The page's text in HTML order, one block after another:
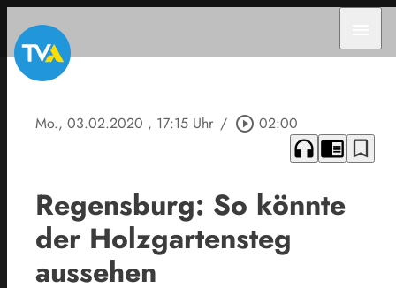
Mo., 03.02.2020 , 17:15 Uhr / play_circle_outline 02:00
headphones chrome_reader_mode bookmark_border
Regensburg: So könnte
der Holzgartensteg
aussehen